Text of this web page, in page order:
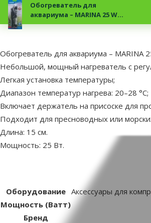
Обогреватель для
аквариума – MARINA 25 W
mini
superzoo.product.detail.content
Обогреватель для аквариума – MARINA
Небольшой, мощный нагреватель с
Легкая установка температуры;
Диапазон температур нагрева: 20–28 °C;
Включает держатель на присоске для
Подходит для пресноводных или
Длина: 15 см.
Мощность: 25 Вт.
Оборудование Аксессуары для
Мощность (Ватт)
Бренд